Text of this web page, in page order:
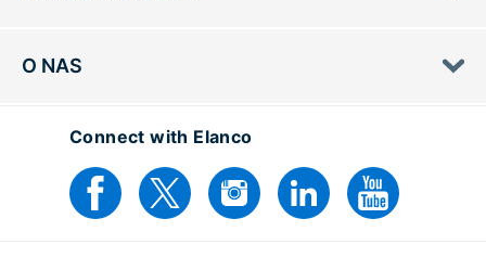
O NAS
Connect with Elanco